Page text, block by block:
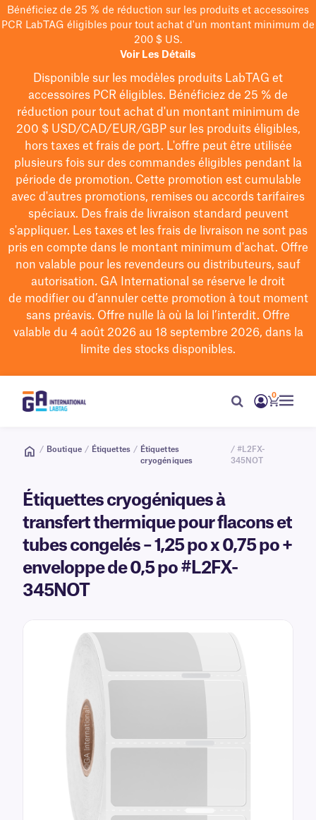
Bénéficiez de 25 % de réduction sur les produits et accessoires
PCR LabTAG éligibles pour tout achat d'un montant minimum de
200 $ US.
Voir Les Détails
Disponible sur les modèles produits LabTAG et
accessoires PCR éligibles. Bénéficiez de 25 % de
réduction pour tout achat d'un montant minimum de
200 $USD/CAD/EUR/GBPsur les produits éligibles,
hors taxes et frais de port. L'offre peut être utilisée
plusieurs fois sur des commandes éligibles pendant la
période de promotion. Cette promotion est cumulable
avec d'autres promotions, remises ou accords tarifaires
spéciaux. Des frais de livraison standard peuvent
s'appliquer. Les taxes et les frais de livraison ne sont pas
pris en compte dans le montant minimum d'achat. Offre
non valable pour les revendeurs ou distributeurs, sauf
autorisation. GA International se réserve le droit
de modifierou d’annuler cette promotion à tout moment
sans préavis. Offre nulle là où la loi l’interdit. Offre
valable du 4 août 2026 au 18 septembre 2026, dans la
limite des stocks disponibles.
0
/ Boutique / Étiquettes / Étiquettes
cryogéniques
/ #L2FX-
345NOT
Étiquettes cryogéniques à
transfert thermique pour flacons et
tubes congelés – 1,25 po x 0,75 po +
enveloppe de 0,5 po #L2FX-
345NOT